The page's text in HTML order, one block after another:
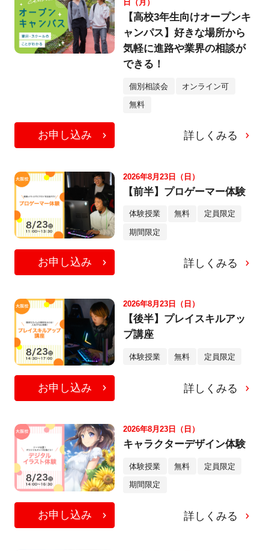
日（月）
【高校3年生向けオープンキ
ャンパス】好きな場所から
気軽に進路や業界の相談が
できる！
個別相談会 オンライン可
無料
お申し込み 詳しくみる
2026年8月23日（日）
【前半】プロゲーマー体験
体験授業 無料 定員限定
期間限定
お申し込み 詳しくみる
2026年8月23日（日）
【後半】プレイスキルアッ
プ講座
体験授業 無料 定員限定
お申し込み 詳しくみる
2026年8月23日（日）
キャラクターデザイン体験
体験授業 無料 定員限定
期間限定
お申し込み 詳しくみる